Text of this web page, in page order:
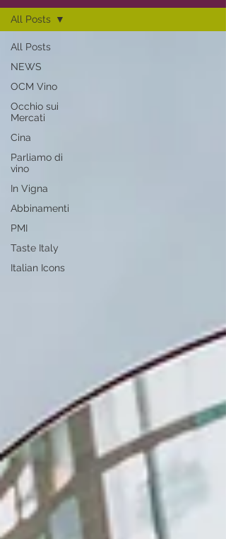
All Posts
NEWS
OCM Vino
Occhio sui
Mercati
Cina
Parliamo di
vino
In Vigna
Abbinamenti
PMI
Taste Italy
Italian Icons
All Posts